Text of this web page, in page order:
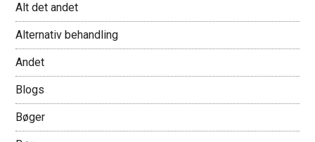
Alt det andet
Alternativ behandling
Andet
Blogs
Bøger